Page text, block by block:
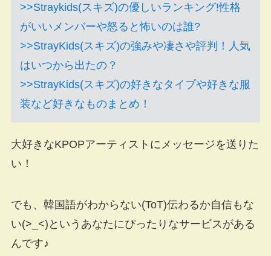
>>Straykids(スキズ)の優しいランキング!性格
がいいメンバーや怒ると怖いのは誰?
>>StrayKids(スキズ)の強みや凄さや評判！人気
はいつから出たの？
>>StrayKids(スキズ)の好きなタイプや好きな服
装など好きなものまとめ！
大好きなKPOPアーティストにメッセージを送りた
い！
でも、韓国語がわからない(ToT)伝わるか自信もな
い(>_<)というあなたにぴったりなサービスがある
んです♪